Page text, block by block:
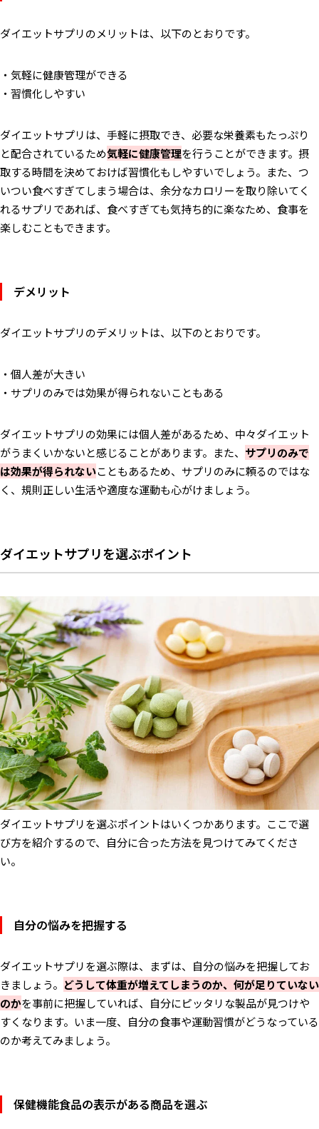
ダイエットサプリのメリットは、以下のとおりです。
・気軽に健康管理ができる
・習慣化しやすい
ダイエットサプリは、手軽に摂取でき、必要な栄養素もたっぷり
と配合されているため気軽に健康管理を行うことができます。摂
取する時間を決めておけば習慣化もしやすいでしょう。また、つ
いつい食べすぎてしまう場合は、余分なカロリーを取り除いてく
れるサプリであれば、食べすぎても気持ち的に楽なため、食事を
楽しむこともできます。
デメリット
ダイエットサプリのデメリットは、以下のとおりです。
・個人差が大きい
・サプリのみでは効果が得られないこともある
ダイエットサプリの効果には個人差があるため、中々ダイエット
がうまくいかないと感じることがあります。また、 サプリのみで
は効果が得られないこともあるため、サプリのみに頼るのではな
く、規則正しい生活や適度な運動も心がけましょう。
ダイエットサプリを選ぶポイント
ダイエットサプリを選ぶポイントはいくつかあります。ここで選
び方を紹介するので、自分に合った方法を見つけてみてくださ
い。
自分の悩みを把握する
ダイエットサプリを選ぶ際は、まずは、自分の悩みを把握してお
きましょう。 どうして体重が増えてしまうのか、何が足りていない
のかを事前に把握していれば、自分にピッタリな製品が見つけや
すくなります。いま一度、自分の食事や運動習慣がどうなっている
のか考えてみましょう。
保健機能食品の表示がある商品を選ぶ